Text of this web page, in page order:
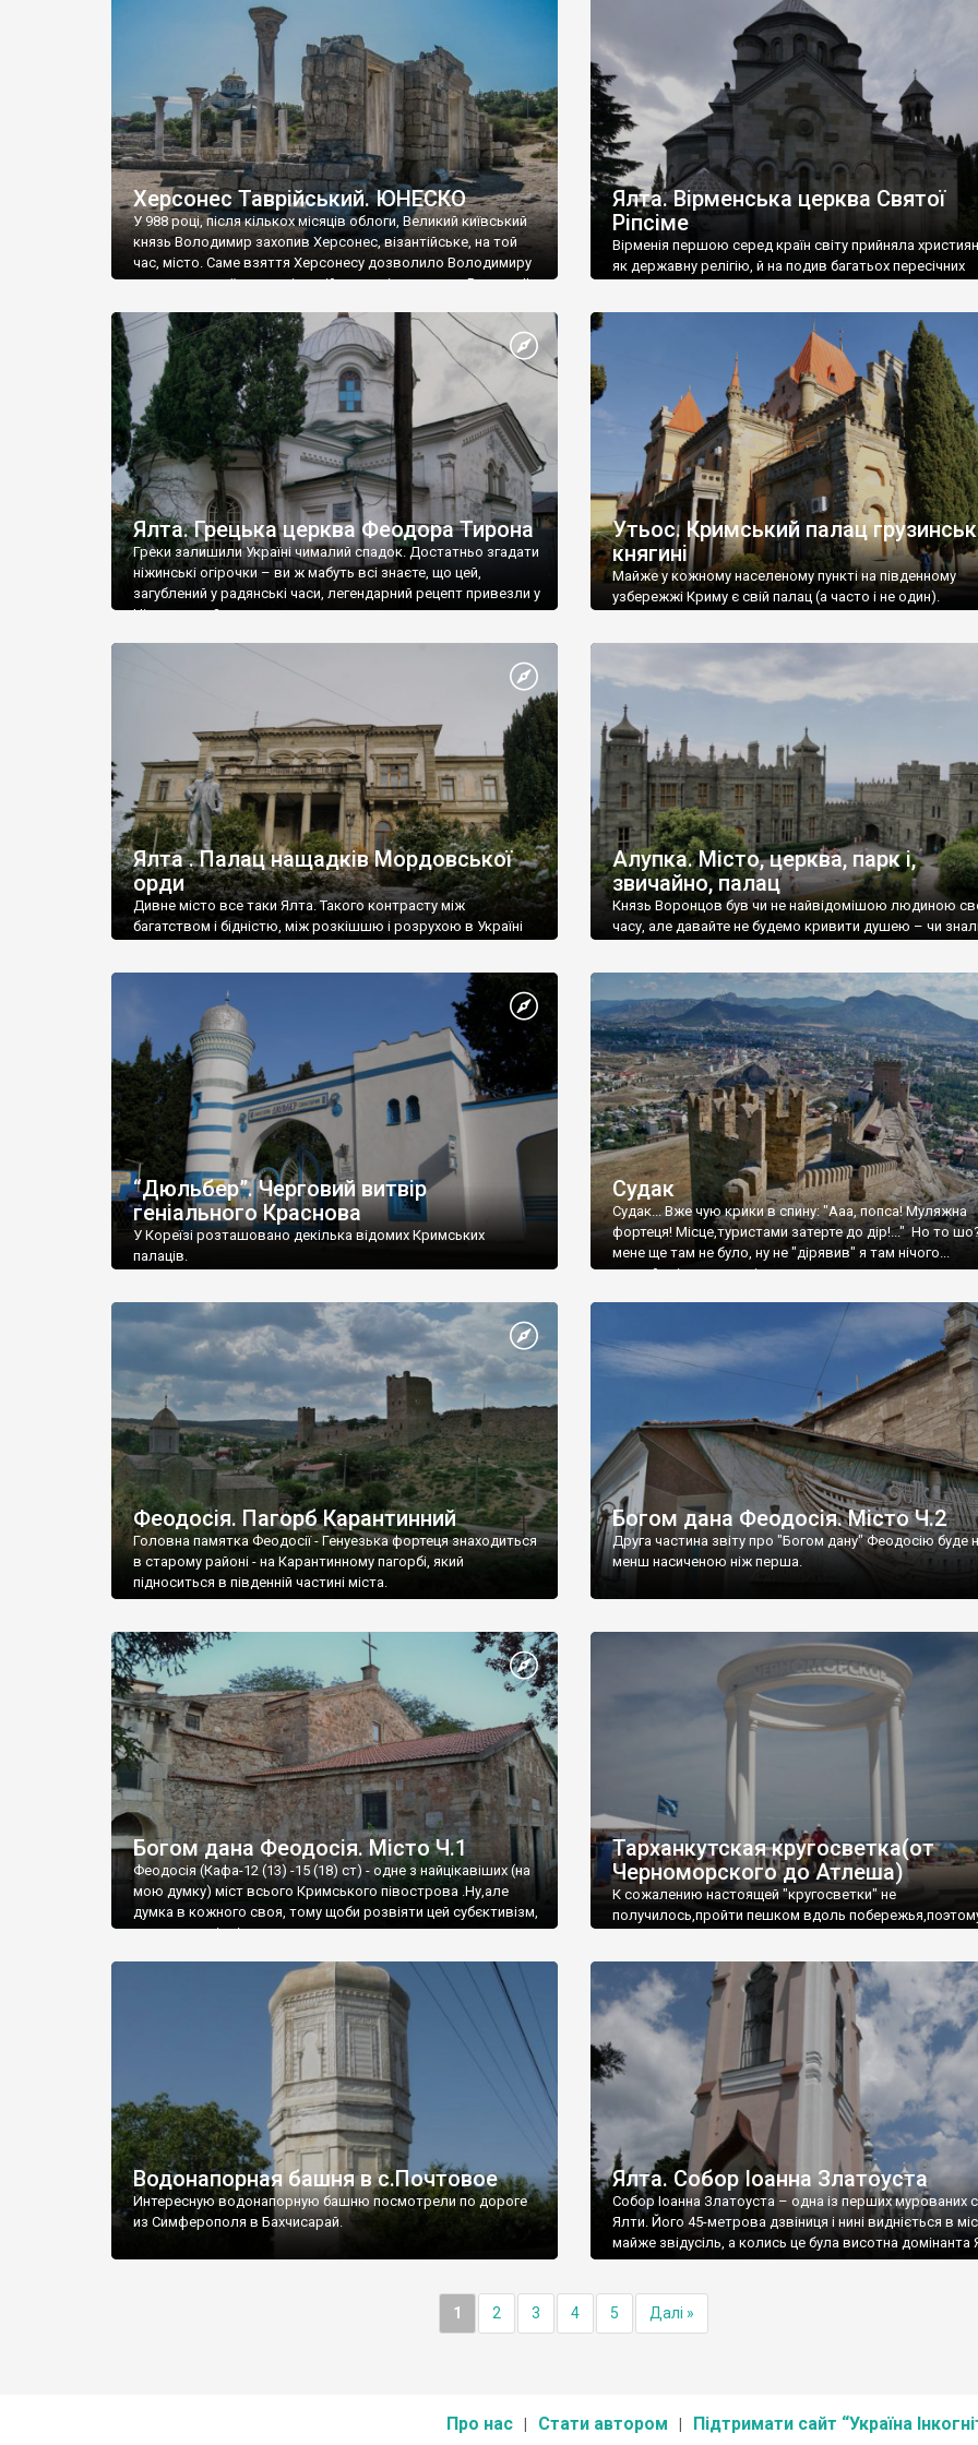
візантійської доби. Раритети викрадені з фондів об’єкту
культурної спадщини ЮНЕСКО «Херсонеса Таврійського».
Офіційно – на виставку «Золото Візантії», але експерти та
влада в Україні вважають це лише […]
називаються «повстяками» (postaki)…” “Вино. Крим
виробляє відмінне вино і його вдосталь: воно все
легке біле і дуже […]
Херсонес Таврійський. ЮНЕСКО
У 988 році, після кількох місяців облоги, Великий київський
князь Володимир захопив Херсонес, візантійське, на той
час, місто. Саме взяття Херсонесу дозволило Володимиру
диктувати свої умови візантійському імператору Василю ІІ,
Херсонесі Володимир-язичник, став Василем-
християнином. А потім було Хрещення Русі. На честь
Херсонесу Таврійського названо місто […]
Ялта. Вірменська церква Святої
Ріпсіме
Вірменія першою серед країн світу прийняла
як державну релігію, й на подив багатьох пересічних
Ялта. Грецька церква Феодора Тирона
Греки залишили Україні чималий спадок. Достатньо згадати
ніжинські огірочки – ви ж мабуть всі знаєте, що цей,
загублений у радянські часи, легендарний рецепт привезли у
Ніжин греки?
Утьос. Кримський палац
княгині
Майже у кожному населеному пункті на південному
узбережжі Криму є свій палац (а часто і не один).
Ялта . Палац нащадків Мордовської
орди
Дивне місто все таки Ялта. Такого контрасту між
багатством і бідністю, між розкішшю і розрухою в Україні
Алупка. Місто, церква, парк і,
звичайно, палац
Князь Воронцов був чи не найвідомішою людиною
часу, але давайте не будемо кривити душею – чи
“Дюльбер”. Черговий витвір
геніального Краснова
У Кореїзі розташовано декілька відомих Кримських
палаців.
Судак
Судак... Вже чую крики в спину: "Ааа, попса! Муляжна
фортеця! Місце,туристами затерте до дір!..." Но то
мене ще там не було, ну не "дірявив" я там нічого...
принаймні до цього літа.
Феодосія. Пагорб Карантинний
Головна памятка Феодосії - Генуезька фортеця знаходиться
в старому районі - на Карантинному пагорбі, який
підноситься в південній частині міста.
Богом дана Феодосія. Місто Ч.2
Друга частина звіту про "Богом дану" Феодосію буде
менш насиченою ніж перша.
Богом дана Феодосія. Місто Ч.1
Феодосія (Кафа-12 (13) -15 (18) ст) - одне з найцікавіших (на
мою думку) міст всього Кримського півострова .Ну,але
думка в кожного своя, тому щоби розвіяти цей субєктивізм,
запрошую відвідати це
Тарханкутская кругосветка(от
Черноморского до Атлеша)
К сожалению настоящей "кругосветки" не
получилось,пройти пешком вдоль
Водонапорная башня в с.Почтовое
Интересную водонапорную башню посмотрели по дороге
из Симферополя в Бахчисарай.
Ялта. Собор Іоанна Златоуста
Собор Іоанна Златоуста – одна із перших мурованих
Ялти. Його 45-метрова дзвіниця і нині видніється в
майже звідусіль, а колись це була висотна домінанта
1 2 3 4 5 Далі »
Про нас Стати автором Підтримати сайт “Україна